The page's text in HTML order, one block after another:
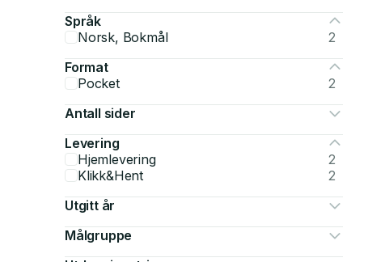
Språk
Norsk, Bokmål
2
Format
Pocket
2
Antall sider
Levering
Hjemlevering
2
Klikk&Hent
2
Utgitt år
Målgruppe